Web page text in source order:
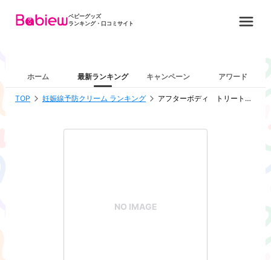
ベビーグッズ
ランキング・口コミサイト
ホーム 最新ランキング キャンペーン アワード
TOP 妊娠線予防クリーム ランキング アフターボディ トリートメントクリーム
NO IMAGE